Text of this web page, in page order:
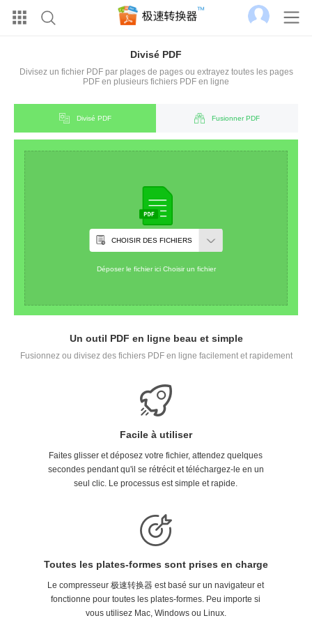
Divisé PDF
Divisez un fichier PDF par plages de pages ou extrayez toutes les pages
PDF en plusieurs fichiers PDF en ligne
Divisé PDF Fusionner PDF
CHOISIR DES FICHIERS
Déposer le fichier ici Choisir un fichier
Un outil PDF en ligne beau et simple
Fusionnez ou divisez des fichiers PDF en ligne facilement et rapidement
Facile à utiliser
Faites glisser et déposez votre fichier, attendez quelques
secondes pendant qu'il se rétrécit et téléchargez-le en un
seul clic. Le processus est simple et rapide.
Toutes les plates-formes sont prises en charge
Le compresseur 极速转换器 est basé sur un navigateur et
fonctionne pour toutes les plates-formes. Peu importe si
vous utilisez Mac, Windows ou Linux.